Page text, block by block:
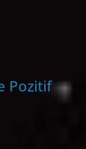
Pozitif